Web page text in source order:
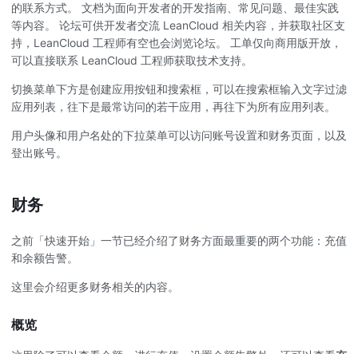
的联系方式。 文档为面向开发者的开发指南、常见问题、最佳实践
等内容。 论坛可供开发者交流 LeanCloud 相关内容，并获取社区支
持，LeanCloud 工程师有空也会浏览论坛。 工单仅向商用版开放，
可以直接联系 LeanCloud 工程师获取技术支持。
切换菜单下方是创建应用按钮和搜索框，可以在搜索框输入文字过滤
应用列表，往下是最常访问的若干应用，再往下为所有应用列表。
用户头像和用户名处的下拉菜单可以访问账号设置和财务页面，以及
登出账号。
财务
之前「快速开始」一节已经介绍了财务方面最重要的两个功能：充值
和余额告警。
这里会介绍更多财务相关的内容。
概览